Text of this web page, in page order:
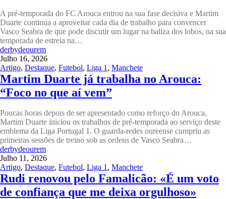
A pré-temporada do FC Arouca entrou na sua fase decisiva e Martim
Duarte continua a aproveitar cada dia de trabalho para convencer
Vasco Seabra de que pode discutir um lugar na baliza dos lobos, na sua
temporada de estreia na…
derbydeourem
Julho 16, 2026
Artigo, Destaque, Futebol, Liga 1 , Manchete
Martim Duarte já trabalha no Arouca:
“Foco no que aí vem”
Poucas horas depois de ser apresentado como reforço do Arouca,
Martim Duarte iniciou os trabalhos de pré-temporada ao serviço deste
emblema da Liga Portugal 1. O guarda-redes oureense cumpriu as
primeiras sessões de treino sob as ordens de Vasco Seabra…
derbydeourem
Julho 11, 2026
Artigo, Destaque, Futebol, Liga 1 , Manchete
Rudi renovou pelo Famalicão: «É um voto
de confiança que me deixa orgulhoso»